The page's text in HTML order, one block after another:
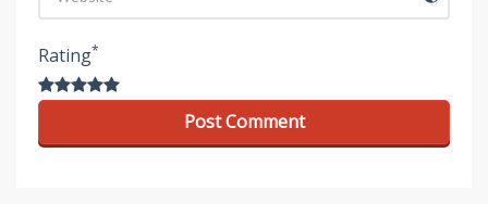
Rating*